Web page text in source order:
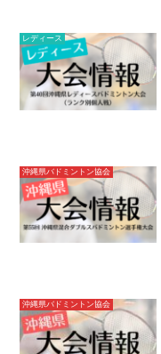
レディース
沖縄県バドミントン協会
沖縄県バドミントン協会